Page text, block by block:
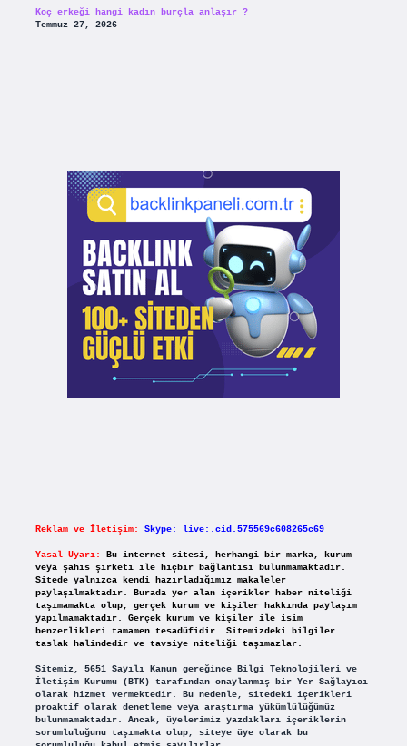
Koç erkeği hangi kadın burçla anlaşır ?
Temmuz 27, 2026
Reklam ve İletişim: Skype: live:.cid.575569c608265c69
Yasal Uyarı:
Bu internet sitesi, herhangi bir marka, kurum
veya şahıs şirketi ile hiçbir bağlantısı bulunmamaktadır.
Sitede yalnızca kendi hazırladığımız makaleler
paylaşılmaktadır. Burada yer alan içerikler haber niteliği
taşımamakta olup, gerçek kurum ve kişiler hakkında paylaşım
yapılmamaktadır. Gerçek kurum ve kişiler ile isim
benzerlikleri tamamen tesadüfidir. Sitemizdeki bilgiler
taslak halindedir ve tavsiye niteliği taşımazlar.
Sitemiz, 5651 Sayılı Kanun gereğince Bilgi Teknolojileri ve
İletişim Kurumu (BTK) tarafından onaylanmış bir Yer Sağlayıcı
olarak hizmet vermektedir. Bu nedenle, sitedeki içerikleri
proaktif olarak denetleme veya araştırma yükümlülüğümüz
bulunmamaktadır. Ancak, üyelerimiz yazdıkları içeriklerin
sorumluluğunu taşımakta olup, siteye üye olarak bu